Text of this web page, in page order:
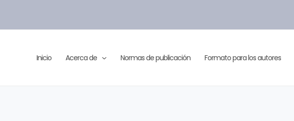
Inicio Acerca de Normas de publicación Formato para los autores